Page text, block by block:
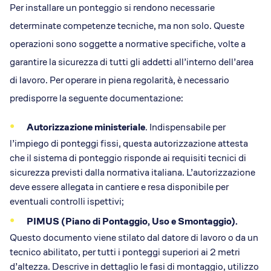
Per installare un ponteggio si rendono necessarie
determinate competenze tecniche, ma non solo. Queste
operazioni sono soggette a normative specifiche, volte a
garantire la sicurezza di tutti gli addetti all’interno dell’area
di lavoro. Per operare in piena regolarità, è necessario
predisporre la seguente documentazione:
Autorizzazione ministeriale. Indispensabile per
l’impiego di ponteggi fissi, questa autorizzazione attesta
che il sistema di ponteggio risponde ai requisiti tecnici di
sicurezza previsti dalla normativa italiana. L’autorizzazione
deve essere allegata in cantiere e resa disponibile per
eventuali controlli ispettivi;
PIMUS (Piano di Pontaggio, Uso e Smontaggio).
Questo documento viene stilato dal datore di lavoro o da un
tecnico abilitato, per tutti i ponteggi superiori ai 2 metri
d’altezza. Descrive in dettaglio le fasi di montaggio, utilizzo